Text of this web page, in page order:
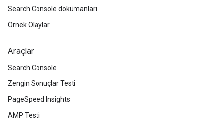
Search Console dokümanları
Örnek Olaylar
Araçlar
Search Console
Zengin Sonuçlar Testi
PageSpeed Insights
AMP Testi